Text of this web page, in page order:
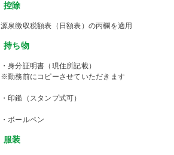
控除
源泉徴収税額表（日額表）の丙欄を適用
持ち物
・身分証明書（現住所記載）
※勤務前にコピーさせていただきます
・印鑑（スタンプ式可）
・ボールペン
服装